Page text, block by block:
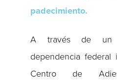
padecimiento.
A través de un
dependencia
Centro de